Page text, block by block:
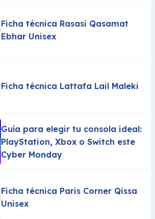
Ficha técnica Rasasi Qasamat
Ebhar Unisex
Ficha técnica Lattafa Lail Maleki
Guía para elegir tu consola ideal:
PlayStation, Xbox o Switch este
Cyber Monday
Ficha técnica Paris Corner Qissa
Unisex